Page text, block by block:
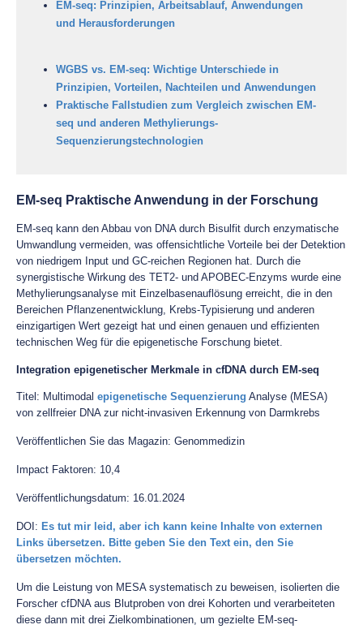
EM-seq: Prinzipien, Arbeitsablauf, Anwendungen
und Herausforderungen
WGBS vs. EM-seq: Wichtige Unterschiede in
Prinzipien, Vorteilen, Nachteilen und Anwendungen
Praktische Fallstudien zum Vergleich zwischen EM-
seq und anderen Methylierungs-
Sequenzierungstechnologien
EM-seq Praktische Anwendung in der Forschung
EM-seq kann den Abbau von DNA durch Bisulfit durch enzymatische
Umwandlung vermeiden, was offensichtliche Vorteile bei der Detektion
von niedrigem Input und GC-reichen Regionen hat. Durch die
synergistische Wirkung des TET2- und APOBEC-Enzyms wurde eine
Methylierungsanalyse mit Einzelbasenauflösung erreicht, die in den
Bereichen Pflanzenentwicklung, Krebs-Typisierung und anderen
einzigartigen Wert gezeigt hat und einen genauen und effizienten
technischen Weg für die epigenetische Forschung bietet.
Integration epigenetischer Merkmale in cfDNA durch EM-seq
Titel: Multimodal epigenetische Sequenzierung Analyse (MESA)
von zellfreier DNA zur nicht-invasiven Erkennung von Darmkrebs
Veröffentlichen Sie das Magazin: Genommedizin
Impact Faktoren: 10,4
Veröffentlichungsdatum: 16.01.2024
DOI: Es tut mir leid, aber ich kann keine Inhalte von externen
Links übersetzen. Bitte geben Sie den Text ein, den Sie
übersetzen möchten.
Um die Leistung von MESA systematisch zu beweisen, isolierten die
Forscher cfDNA aus Blutproben von drei Kohorten und verarbeiteten
diese dann mit drei Zielkombinationen, um gezielte EM-seq-